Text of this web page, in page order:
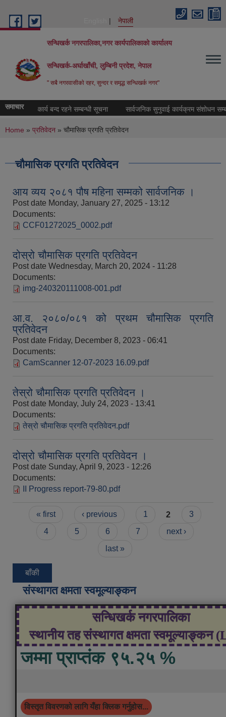
नेपाली
सन्धिखर्क नगरपालिका,नगर कार्यपालिकाको कार्यालय
सन्धिखर्क-अर्घाखाँची, लुम्बिनी प्रदेश, नेपाल
" सबै नगरवासीकाे रहर, सुन्दर र समृद्ध सन्धिखर्क नगर"
समाचार
सङ्कलन कार्य बन्द रहने सम्बन्धी सूचना सार्वजनिक सुनुवाई कार्यक्रम संशोधन
You are here
Home » प्रतिवेदन » चौमासिक प्रगति प्रतिवेदन
चौमासिक प्रगति प्रतिवेदन
आय व्यय २०८१ पौष महिना सम्मको सार्वजनिक ।
Post date Monday, January 27, 2025 - 13:12
Documents:
CCF01272025_0002.pdf
दोस्रो चौमासिक प्रगति प्रतिवेदन
Post date Wednesday, March 20, 2024 - 11:28
Documents:
img-240320111008-001.pdf
आ.व. २०८०/०८१ को प्रथम चौमासिक प्रगति
प्रतिवेदन
Post date Friday, December 8, 2023 - 06:41
Documents:
CamScanner 12-07-2023 16.09.pdf
तेस्रो चौमासिक प्रगति प्रतिवेदन ।
Post date Monday, July 24, 2023 - 13:41
Documents:
तेस्रो चौमासिक प्रगति प्रतिवेदन.pdf
दोस्रो चौमासिक प्रगति प्रतिवेदन ।
Post date Sunday, April 9, 2023 - 12:26
Documents:
II Progress report-79-80.pdf
Pages
« first ‹ previous 1 2
3
4
5 6 7
next ›
last »
बाँकी
संस्थागत क्षमता स्वमूल्याङ्कन
सन्धिखर्क नगरपालिका
स्थानीय तह संस्थागत क्षमता स्वमूल्याङ्कन
जम्मा प्राप्तंक ९५.२५ %
विस्तृत विवरणको लागि यँहा क्लिक गर्नुहोस...